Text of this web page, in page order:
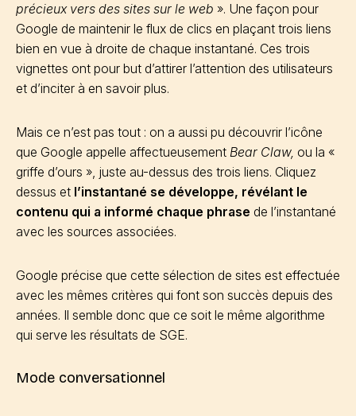
précieux vers des sites sur le web ». Une façon pour
Google de maintenir le flux de clics en plaçant trois liens
bien en vue à droite de chaque instantané. Ces trois
vignettes ont pour but d’attirer l’attention des utilisateurs
et d’inciter à en savoir plus.
Mais ce n’est pas tout : on a aussi pu découvrir l’icône
que Google appelle affectueusement Bear Claw, ou la «
griffe d’ours », juste au-dessus des trois liens. Cliquez
dessus et l’instantané se développe, révélant le
contenu qui a informé chaque phrase de l’instantané
avec les sources associées.
Google précise que cette sélection de sites est effectuée
avec les mêmes critères qui font son succès depuis des
années. Il semble donc que ce soit le même algorithme
qui serve les résultats de SGE.
Mode conversationnel